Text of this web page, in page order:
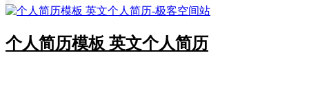
个人简历模板 英文个人简历